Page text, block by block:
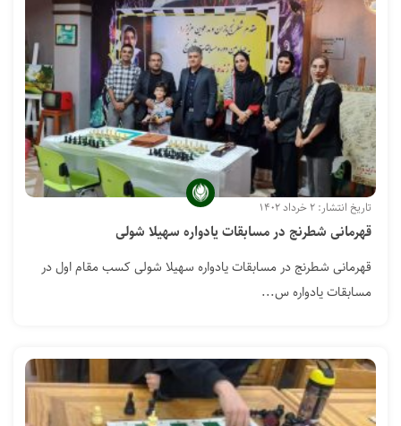
تاریخ انتشار: ۲ خرداد ۱۴۰۲
قهرمانی شطرنج در مسابقات یادواره سهیلا شولی
قهرمانی شطرنج در مسابقات یادواره سهیلا شولی کسب مقام اول در
مسابقات یادواره س...